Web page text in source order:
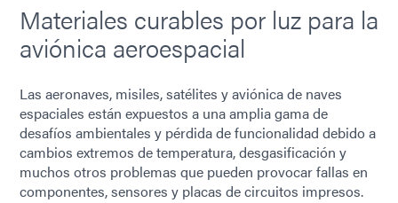
Materiales curables por luz para la
aviónica aeroespacial
Las aeronaves, misiles, satélites y aviónica de naves
espaciales están expuestos a una amplia gama de
desafíos ambientales y pérdida de funcionalidad debido a
cambios extremos de temperatura, desgasificación y
muchos otros problemas que pueden provocar fallas en
componentes, sensores y placas de circuitos impresos.